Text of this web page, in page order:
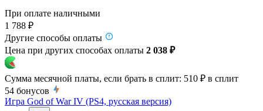
При оплате наличными
1 788 ₽
Другие способы оплаты
Цена при других способах оплаты 2 038 ₽
Сумма месячной платы, если брать в сплит: 510 ₽ в сплит
54 бонусов
Игра God of War IV (PS4, русская версия)